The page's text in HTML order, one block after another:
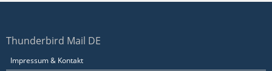
Thunderbird Mail DE
Impressum & Kontakt